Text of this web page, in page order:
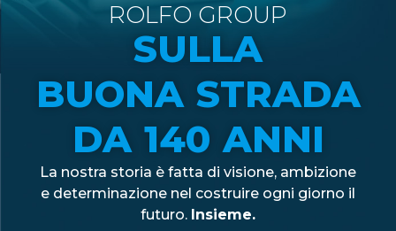
ROLFO GROUP
SULLA
BUONA STRADA
DA 140 ANNI
La nostra storia è fatta di visione, ambizione
e determinazione nel costruire ogni giorno il
futuro. Insieme.